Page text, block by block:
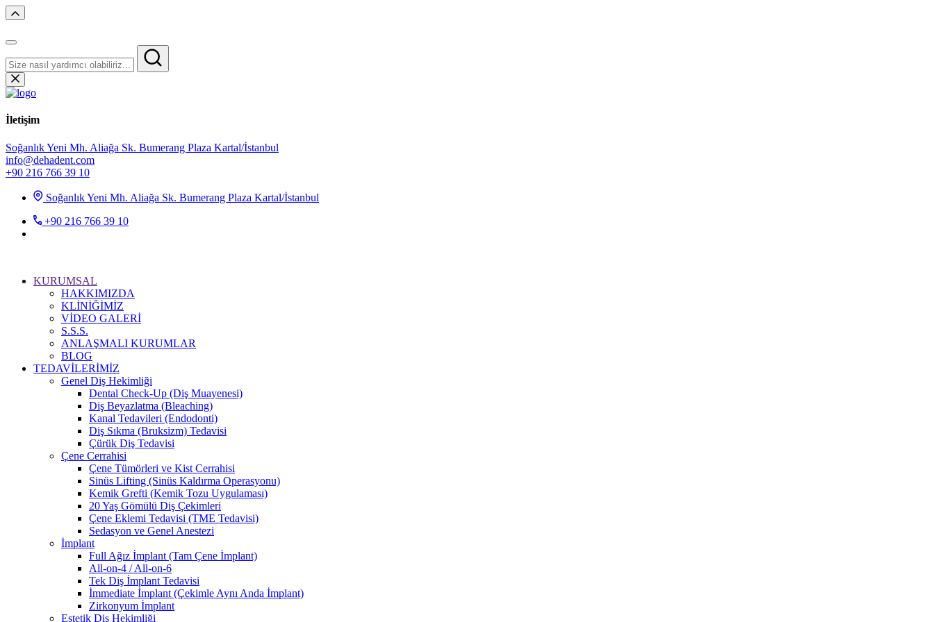
İletişim
Soğanlık Yeni Mh. Aliağa Sk. Bumerang Plaza Kartal/İstanbul
info@dehadent.com
+90 216 766 39 10
Soğanlık Yeni Mh. Aliağa Sk. Bumerang Plaza Kartal/İstanbul
+90 216 766 39 10
KURUMSAL
HAKKIMIZDA
KLİNİĞİMİZ
VİDEO GALERİ
S.S.S.
ANLAŞMALI KURUMLAR
BLOG
TEDAVİLERİMİZ
Genel Diş Hekimliği
Dental Check-Up (Diş Muayenesi)
Diş Beyazlatma (Bleaching)
Kanal Tedavileri (Endodonti)
Diş Sıkma (Bruksizm) Tedavisi
Çürük Diş Tedavisi
Çene Cerrahisi
Çene Tümörleri ve Kist Cerrahisi
Sinüs Lifting (Sinüs Kaldırma Operasyonu)
Kemik Grefti (Kemik Tozu Uygulaması)
20 Yaş Gömülü Diş Çekimleri
Çene Eklemi Tedavisi (TME Tedavisi)
Sedasyon ve Genel Anestezi
İmplant
Full Ağız İmplant (Tam Çene İmplant)
All-on-4 / All-on-6
Tek Diş İmplant Tedavisi
İmmediate İmplant (Çekimle Aynı Anda İmplant)
Zirkonyum İmplant
Estetik Diş Hekimliği